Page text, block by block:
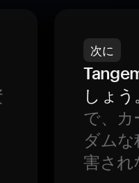
次に
しょう
で、カ
ダム
害され